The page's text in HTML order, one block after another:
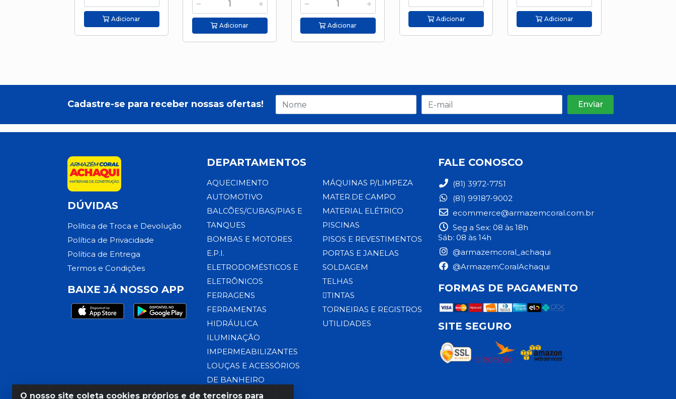
Adicionar
Adicionar Adicionar
Adicionar Adicionar
O nosso site coleta cookies próprios e de terceiros para
Cadastre-se para receber nossas ofertas!
DÚVIDAS
Política de Troca e Devolução
Política de Privacidade
Política de Entrega
Termos e Condições
BAIXE JÁ NOSSO APP
DEPARTAMENTOS
AQUECIMENTO
AUTOMOTIVO
BALCÕES/CUBAS/PIAS E
TANQUES
BOMBAS E MOTORES
E.P.I.
ELETRODOMÉSTICOS E
ELETRÔNICOS
FERRAGENS
FERRAMENTAS
HIDRÁULICA
ILUMINAÇÃO
IMPERMEABILIZANTES
LOUÇAS E ACESSÓRIOS
DE BANHEIRO
MÁQUINAS P/LIMPEZA
MATER.DE CAMPO
MATERIAL ELÉTRICO
PISCINAS
PISOS E REVESTIMENTOS
PORTAS E JANELAS
SOLDAGEM
TELHAS
TINTAS
TORNEIRAS E REGISTROS
UTILIDADES
FALE CONOSCO
(81) 3972-7751
(81) 99187-9002
ecommerce@armazemcoral.com.br
Seg a Sex: 08 às 18h
Sáb: 08 às 14h
@armazemcoral_achaqui
@ArmazemCoralAchaqui
FORMAS DE PAGAMENTO
SITE SEGURO